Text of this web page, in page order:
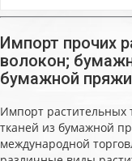
Импорт прочих
волокон;
бумажной пряжи
Импорт растительных
тканей из бумажной
международной